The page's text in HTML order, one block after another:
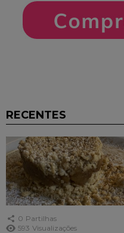
RECENTES
0 Partilhas
593 Visualizações